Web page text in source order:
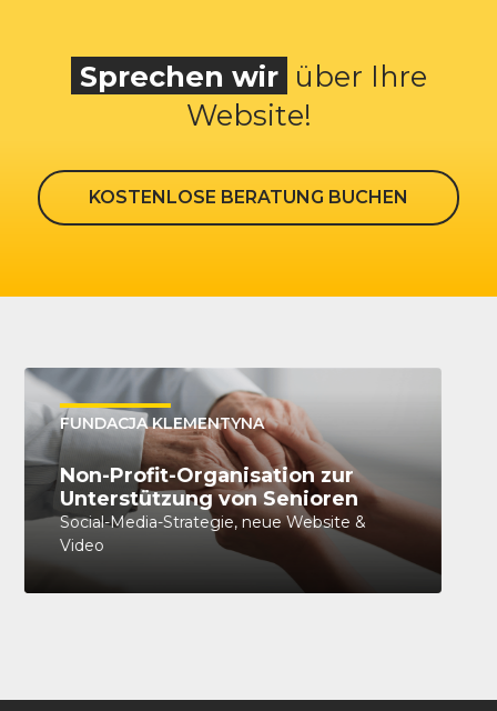
Sprechen wir über Ihre
Website!
KOSTENLOSE BERATUNG BUCHEN
FUNDACJA KLEMENTYNA
Non-Profit-Organisation zur
Unterstützung von Senioren
Social-Media-Strategie, neue Website &
Video